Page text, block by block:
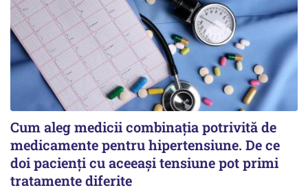
Cum aleg medicii combinația potrivită de
medicamente pentru hipertensiune. De ce
doi pacienți cu aceeași tensiune pot primi
tratamente diferite